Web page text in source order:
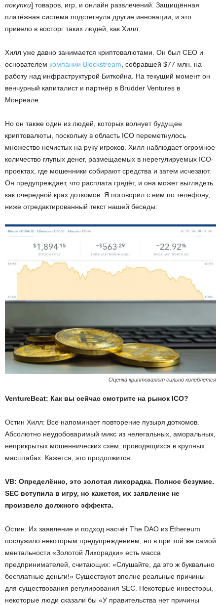
покупки] товаров, игр, и онлайн развлечений. Защищённая
платёжная система подстегнула другие инновации, и это
привело в восторг таких людей, как Хилл.
Хилл уже давно занимается криптовалютами. Он был CEO и
основателем компании Blockstream , собравшей $77 млн. на
работу над инфраструктурой Биткойна. На текущий момент он
венчурный капиталист и партнёр в Brudder Ventures в
Монреале.
Но он также один из людей, которых волнует будущее
криптовалюты, поскольку в область ICO переметнулось
множество нечистых на руку игроков. Хилл наблюдает огромное
количество глупых денег, размещаемых в нерегулируемых ICO-
проектах, где мошенники собирают средства и затем исчезают.
Он предупреждает, что расплата грядёт, и она может выглядеть
как очередной крах доткомов. Я поговорил с ним по телефону,
ниже отредактированный текст нашей беседы:
Оценка криптовалют сильно колеблется
VentureBeat: Как вы сейчас смотрите на рынок ICO?
Остин Хилл: Все напоминает повторение пузыря доткомов.
Абсолютно неудобоваримый микс из нелегальных, аморальных,
неприкрытых мошеннических схем, проводящихся в крупных
масштабах. Кажется, это продолжится.
VB: Определённо, это золотая лихорадка. Полное безумие.
SEC вступила в игру, но кажется, их заявление не
произвело должного эффекта.
Остин: Их заявление и подход насчёт The DAO из Ethereum
послужило некоторым предупреждением, но в при той же самой
ментальности «Золотой Лихорадки» есть масса
предпринимателей, считающих: «Слушайте, да это ж буквально
бесплатные деньги!» Существуют вполне реальные причины
для существования регулирования SEC. Некоторые инвесторы,
некоторые люди сказали бы «У правительства нет причины